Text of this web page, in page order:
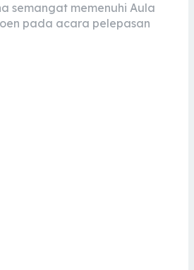
semangat memenuhi Aula
pada acara pelepasan